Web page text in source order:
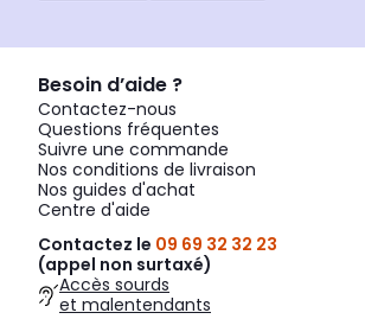
Besoin d’aide ?
Contactez-nous
Questions fréquentes
Suivre une commande
Nos conditions de livraison
Nos guides d'achat
Centre d'aide
Contactez le 09 69 32 32 23
(appel non surtaxé)
Accès sourds
et malentendants